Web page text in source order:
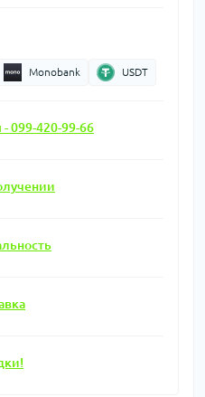
Monobank USDT
099-420-99-66